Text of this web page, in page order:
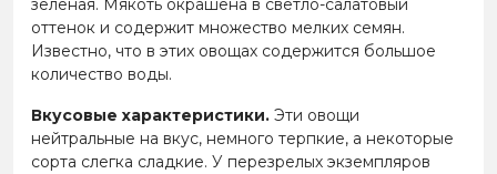
зеленая. Мякоть окрашена в светло-салатовый
оттенок и содержит множество мелких семян.
Известно, что в этих овощах содержится большое
количество воды.
Вкусовые характеристики. Эти овощи
нейтральные на вкус, немного терпкие, а некоторые
сорта слегка сладкие. У перезрелых экземпляров